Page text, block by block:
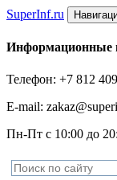
SuperInf.ru
Информационные
Телефон: +7 812
E-mail:
Пн-Пт с 10:00 до